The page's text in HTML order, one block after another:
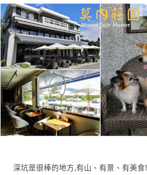
深坑是很棒的地方,有山、有景、有美食!